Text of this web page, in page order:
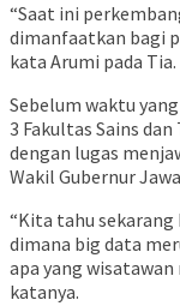
“Saat ini
dimanfaatkan bagi
kata Arumi pada Tia.
Sebelum waktu
3 Fakultas Sains
dengan lugas
Wakil Gubernur
“Kita tahu
dimana big data
apa yang wisatawan
katanya.